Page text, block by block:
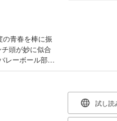
の青春を棒に振
頭が妙に似合
レーボール部を
ゃめっぽうヨ
試し読